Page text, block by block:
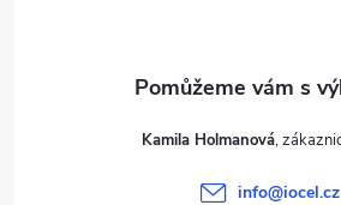
Kamila Holmanová
info@iocel.cz